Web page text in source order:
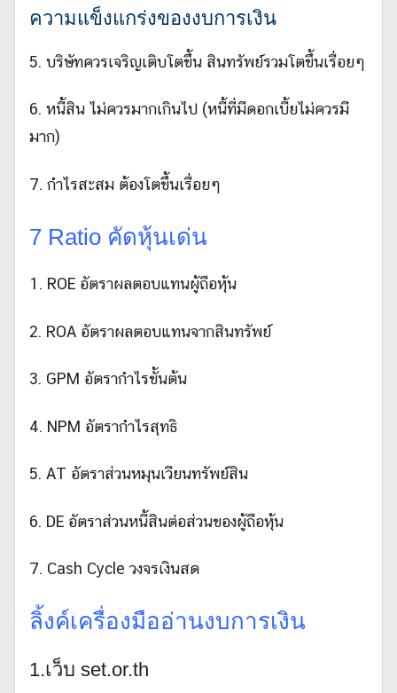
ความแข็งแกร่งของงบการเงิน
5. บริษัทควรเจริญเติบโตขึ้น สินทรัพย์รวมโตขึ้นเรื่อยๆ
6. หนี้สิน ไม่ควรมากเกินไป (หนี้ที่มีดอกเบี้ยไม่ควรมี
มาก)
7. กำไรสะสม ต้องโตขึ้นเรื่อยๆ
7 Ratio คัดหุ้นเด่น
1. ROE อัตราผลตอบแทนผู้ถือหุ้น
2. ROA อัตราผลตอบแทนจากสินทรัพย์
3. GPM อัตรากำไรขั้นต้น
4. NPM อัตรากำไรสุทธิ
5. AT อัตราส่วนหมุนเวียนทรัพย์สิน
6. DE อัตราส่วนหนี้สินต่อส่วนของผู้ถือหุ้น
7. Cash Cycle วงจรเงินสด
ลิ้งค์เครื่องมืออ่านงบการเงิน
1.เว็บ set.or.th